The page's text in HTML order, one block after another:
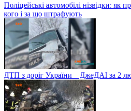
Поліцейські автомобілі нізвідки: як
кого і за що штрафують
ДТП з доріг України – ДжеДАІ за 2